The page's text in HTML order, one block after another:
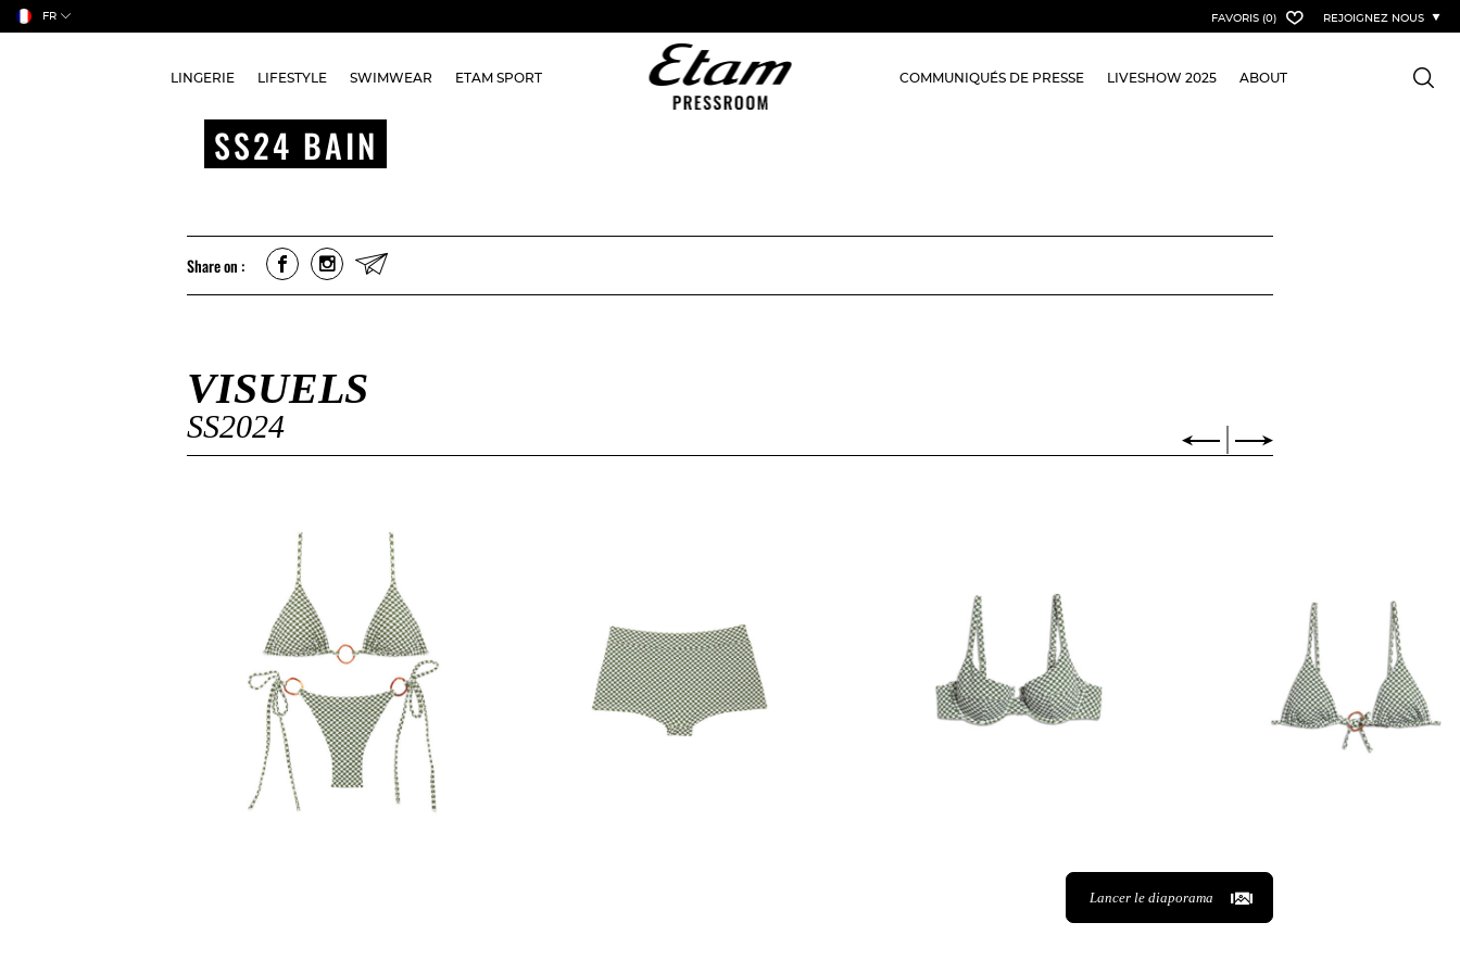
FR FAVORIS (0) REJOIGNEZ NOUS
LINGERIE LIFESTYLE SWIMWEAR ETAM SPORT COMMUNIQUÉS DE PRESSE LIVESHOW 2025 ABOUT
SS24 BAIN
Share on :
VISUELS
SS2024
Lancer le diaporama